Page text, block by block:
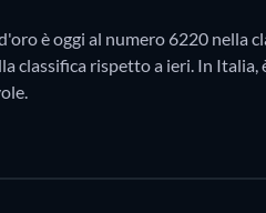
è oggi al numero 6220 nella
classifica rispetto a ieri. In